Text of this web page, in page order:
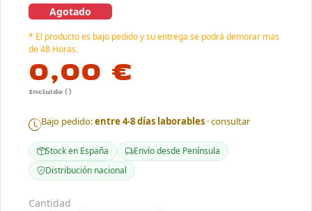
Agotado
* El producto es bajo pedido y su entrega se podrá demorar mas
de 48 Horas.
0,00 €
Incluido ()
Bajo pedido:entre 4-8 días laborables · consultar
Stock en España
Envío desde Península
Distribución nacional
Cantidad